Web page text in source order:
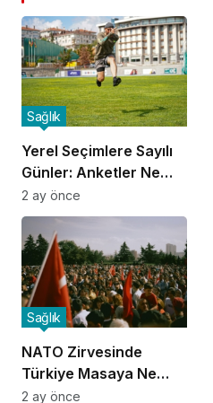
Yerel Seçimlere Sayılı
Günler: Anketler Ne
Gösteriyor?
Sağlık
2 ay önce
NATO Zirvesinde
Türkiye Masaya Ne
Taşıdı?
Sağlık
2 ay önce